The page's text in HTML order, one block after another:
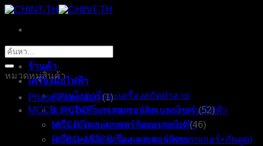
ข้าม
เนื้อหาหน้าหลัก
ร้านค้า
เครื่องมือไฟฟ้า
สว่านโรตารี่และเครื่องสกัดทำลาย
สว่านไฟฟ้า สว่านกระแทก และไขควงไฟฟ้า
เครื่องขัดกระดาษทรายและกบไฟฟ้า
เครื่องคอร์ลิ่ง เครื่องเจาะดอกเพชร
ค้นหา:
หมวดหมู่สินค้า
Phase Protection (1)
MCCB, RCBO โมลเคสเซอร์กิตเบรกเกอร์ (52)
MCCB โมลเคสเซอร์กิตเบรกเกอร์ (46)
RCBO+MCCB โมลเคสเซอร์กิตเบรกเกอร์+กันดูด)